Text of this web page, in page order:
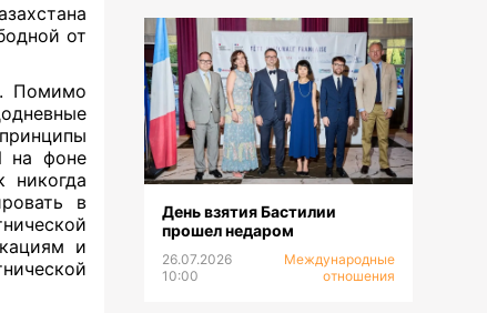
от
Помимо
на фоне
в
и
День взятия Бастилии
прошел недаром
26.07.2026
10:00
Международные
отношения